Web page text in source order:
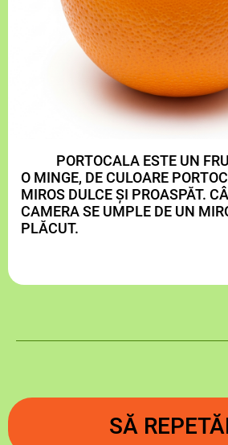
PORTOCALA ESTE UN
O MINGE, DE CULOARE
MIROS DULCE ȘI PROASPĂT.
CAMERA SE UMPLE DE UN
PLĂCUT.
SĂ